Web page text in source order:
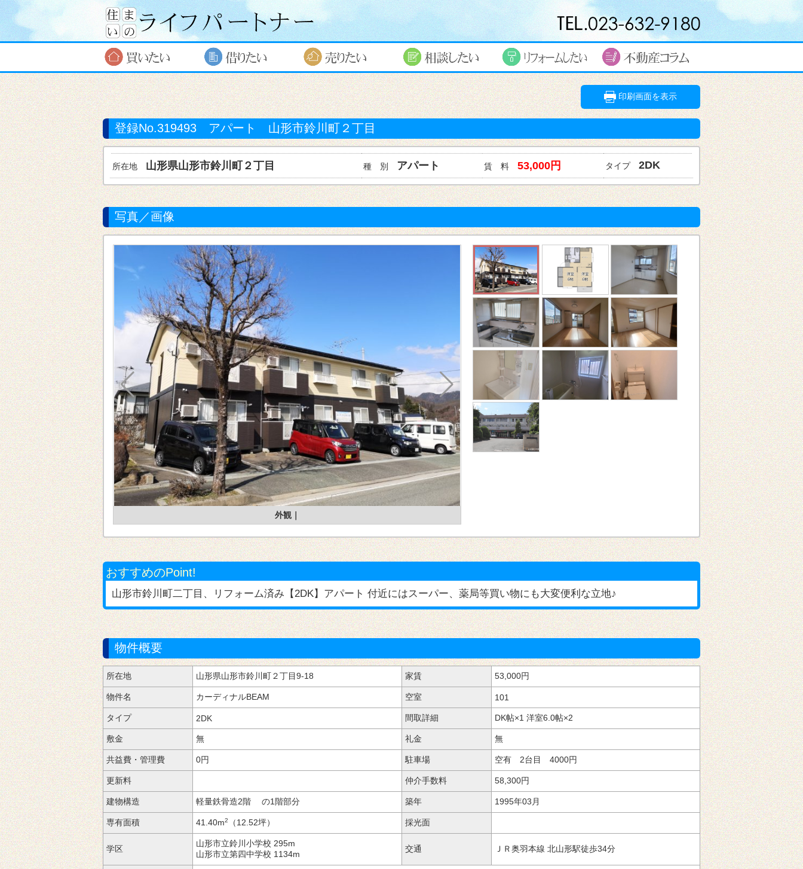
印刷画面を表示
登録No.319493 アパート 山形市鈴川町２丁目
所在地 山形県山形市鈴川町２丁目 種 別 アパート 賃 料 53,000円 タイプ 2
写真／画像
1134ｍ
おすすめのPoint!
山形市鈴川町二丁目、リフォーム済み【2DK】アパート 付近にはスーパー、薬局等買い物にも大変便利な立地♪
物件概要
所在地 鈴川町２丁目9-18 家賃 53,000円
物件名 カーディナルBEAM 空室 101
タイプ 2 間取詳細 ×1 6.0 ×2
敷金 無 礼金 無
共益費・管理費 0円 駐車場 2台目 4000円
更新料 仲介手数料 58,300円
建物構造 2階 の1階部分 築年 1995年03
専有面積 41.40m2 （12.52坪） 採光面
学区
山形市立鈴川小学校 295m
山形市立第四中学校 1134m
交通 徒歩34分